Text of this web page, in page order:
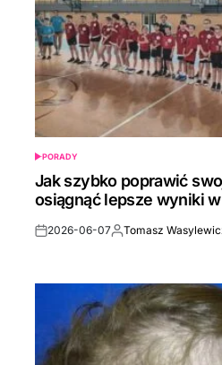
POSTED
IN
PORADY
Jak szybko poprawić
osiągnąć lepsze wyniki
Post2026-06-07By:Tomasz